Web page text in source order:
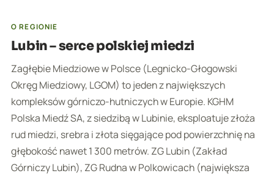
O REGIONIE
Lubin – serce polskiej miedzi
Zagłębie Miedziowe w Polsce (Legnicko-Głogowski
Okręg Miedziowy, LGOM) to jeden z największych
kompleksów górniczo-hutniczych w Europie. KGHM
Polska Miedź SA, z siedzibą w Lubinie, eksploatuje złoża
rud miedzi, srebra i złota sięgające pod powierzchnię na
głębokość nawet 1 300 metrów. ZG Lubin (Zakład
Górniczy Lubin), ZG Rudna w Polkowicach (największa